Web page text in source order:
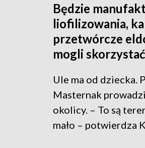
Będzie
liofilizowania,
przetwórcze
mogli
Ule ma od dziecka.
Masternak
okolicy. – To są
mało – potwierdza